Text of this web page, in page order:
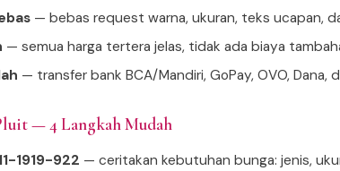
— bebas request warna, ukuran, teks ucapan,
— semua harga tertera jelas, tidak ada biaya
— transfer bank BCA/Mandiri, GoPay, OVO, Dana,
— 4 Langkah Mudah
1919-922 — ceritakan kebutuhan bunga: jenis,